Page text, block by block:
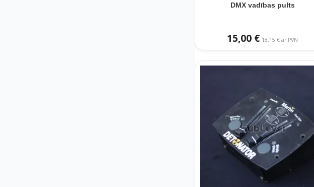
DMX vadības pults
15,00 € 18,15 € ar PVN